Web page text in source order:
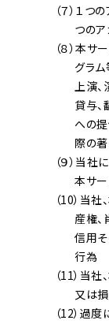
（７）１
つの
（８）本
グラ
上演、
貸与
への
際の
（９）当
本サ
（10）当
産権、
信用
行為
（11）当
又は
（12）過